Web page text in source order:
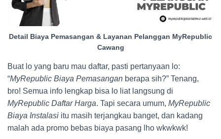
Detail Biaya Pemasangan & Layanan Pelanggan MyRepublic
Cawang
Buat lo yang baru mau daftar, pasti pertanyaan lo:
“MyRepublic Biaya Pemasangan berapa sih?” Tenang,
bro! Semua info lengkap bisa lo liat langsung di
MyRepublic Daftar Harga. Tapi secara umum, MyRepublic
Biaya Instalasi itu masih terjangkau banget, dan kadang
malah ada promo bebas biaya pasang lho wkwkwk!